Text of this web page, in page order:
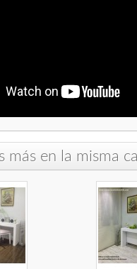
más en la misma